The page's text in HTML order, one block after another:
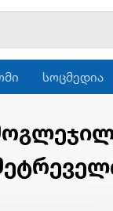
სოცმედია